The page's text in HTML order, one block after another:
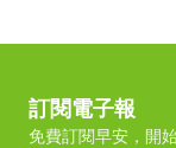
訂閱電子報
免費訂閱早安，開